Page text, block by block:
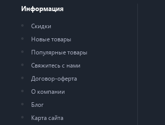
Информация
Скидки
Новые товары
Популярные товары
Свяжитесь с нами
Договор-оферта
О компании
Блог
Карта сайта